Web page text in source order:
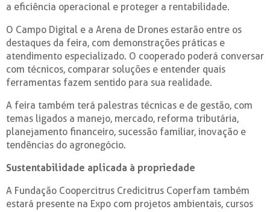
a eficiência operacional e proteger a rentabilidade.
O Campo Digital e a Arena de Drones estarão entre os
destaques da feira, com demonstrações práticas e
atendimento especializado. O cooperado poderá conversar
com técnicos, comparar soluções e entender quais
ferramentas fazem sentido para sua realidade.
A feira também terá palestras técnicas e de gestão, com
temas ligados a manejo, mercado, reforma tributária,
planejamento financeiro, sucessão familiar, inovação e
tendências do agronegócio.
Sustentabilidade aplicada à propriedade
A Fundação Coopercitrus Credicitrus Coperfam também
estará presente na Expo com projetos ambientais, cursos